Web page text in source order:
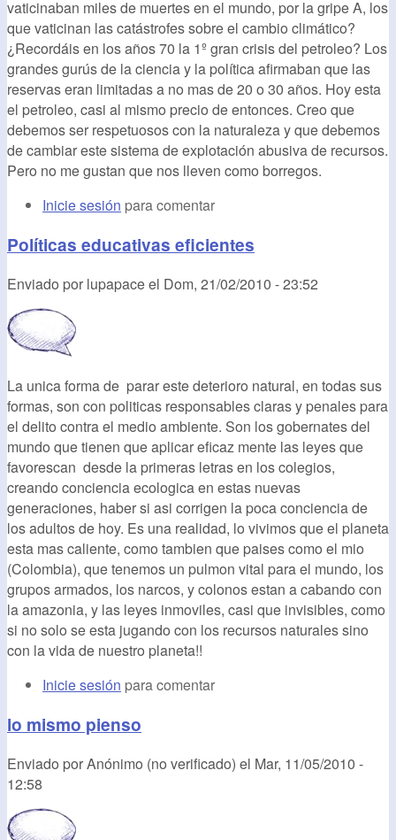
vaticinaban miles de muertes en el mundo, por la gripe A, los
que vaticinan las catástrofes sobre el cambio climático?
¿Recordáis en los años 70 la 1º gran crisis del petroleo? Los
grandes gurús de la ciencia y la política afirmaban que las
reservas eran limitadas a no mas de 20 o 30 años. Hoy esta
el petroleo, casi al mismo precio de entonces. Creo que
debemos ser respetuosos con la naturaleza y que debemos
de cambiar este sistema de explotación abusiva de recursos.
Pero no me gustan que nos lleven como borregos.
Inicie sesión para comentar
Políticas educativas eficientes
Enviado por lupapaceel Dom, 21/02/2010 - 23:52
La unica forma de parar este deterioro natural, en todas sus
formas, son con politicas responsables claras y penales para
el delito contra el medio ambiente. Son los gobernates del
mundo que tienen que aplicar eficaz mente las leyes que
favorescan desde la primeras letras en los colegios,
creando conciencia ecologica en estas nuevas
generaciones, haber si asi corrigen la poca conciencia de
los adultos de hoy. Es una realidad, lo vivimos que el planeta
esta mas caliente, como tambien que paises como el mio
(Colombia), que tenemos un pulmon vital para el mundo, los
grupos armados, los narcos, y colonos estan a cabando con
la amazonia, y las leyes inmoviles, casi que invisibles, como
si no solo se esta jugando con los recursos naturales sino
con la vida de nuestro planeta!!
Inicie sesión para comentar
lo mismo pienso
Enviado porAnónimo (no verificado) el Mar, 11/05/2010 -
12:58